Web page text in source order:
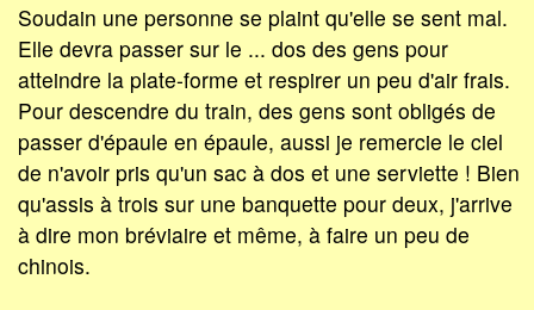
Soudain une personne se plaint qu'elle se sent mal.
Elle devra passer sur le ... dos des gens pour
atteindre la plate-forme et respirer un peu d'air frais.
Pour descendre du train, des gens sont obligés de
passer d'épaule en épaule, aussi je remercie le ciel
de n'avoir pris qu'un sac à dos et une serviette ! Bien
qu'assis à trois sur une banquette pour deux, j'arrive
à dire mon bréviaire et même, à faire un peu de
chinois.